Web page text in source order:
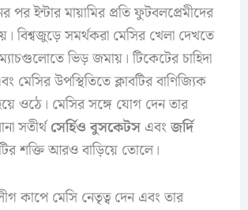
ইন্টার মায়ামির প্রতি ফুটবলপ্রেমীদের
বিশ্বজুড়ে সমর্থকরা মেসির খেলা দেখতে
ম্যাচগুলোতে ভিড় জমায়। টিকেটের চাহিদা
মেসির উপস্থিতিতে ক্লাবটির বাণিজ্যিক
ওঠে। মেসির সঙ্গে যোগ দেন তার
সতীর্থসের্হিও বুসকেটসএবংজর্দি
শক্তি আরও বাড়িয়ে তোলে।
কাপে মেসি নেতৃত্ব দেন এবং তার